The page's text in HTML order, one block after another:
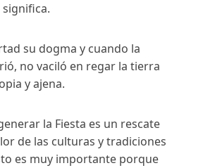
su dogma y cuando la
no vaciló en regar la tierra
y ajena.
la Fiesta es un rescate
de las culturas y tradiciones
es muy importante porque